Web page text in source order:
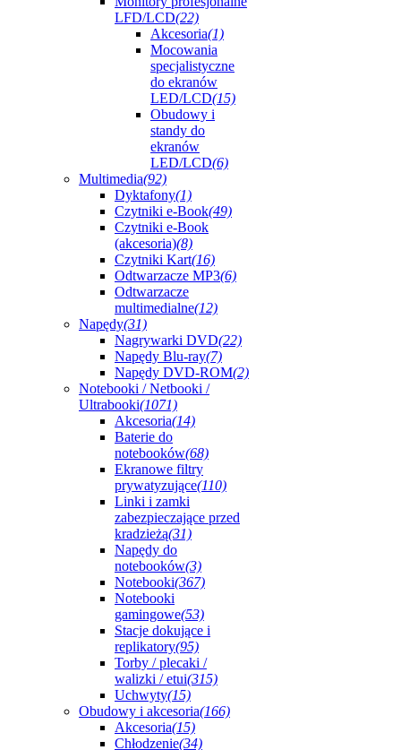
LFD/LCD(22)
Akcesoria(1)
Mocowania
specjalistyczne
do ekranów
LED/LCD(15)
Obudowy i
standy do
ekranów
LED/LCD(6)
Multimedia(92)
Dyktafony(1)
Czytniki e-Book(49)
Czytniki e-Book
(akcesoria)(8)
Czytniki Kart(16)
Odtwarzacze MP3(6)
Odtwarzacze
multimedialne(12)
Napędy(31)
Nagrywarki DVD(22)
Napędy Blu-ray(7)
Napędy DVD-ROM(2)
Notebooki / Netbooki /
Ultrabooki(1071)
Akcesoria(14)
Baterie do
notebooków(68)
Ekranowe filtry
prywatyzujące(110)
Linki i zamki
zabezpieczające przed
kradzieżą(31)
Napędy do
notebooków(3)
Notebooki(367)
Notebooki
gamingowe(53)
Stacje dokujące i
replikatory(95)
Torby / plecaki /
walizki / etui(315)
Uchwyty(15)
Obudowy i akcesoria(166)
Akcesoria(15)
Chłodzenie(34)